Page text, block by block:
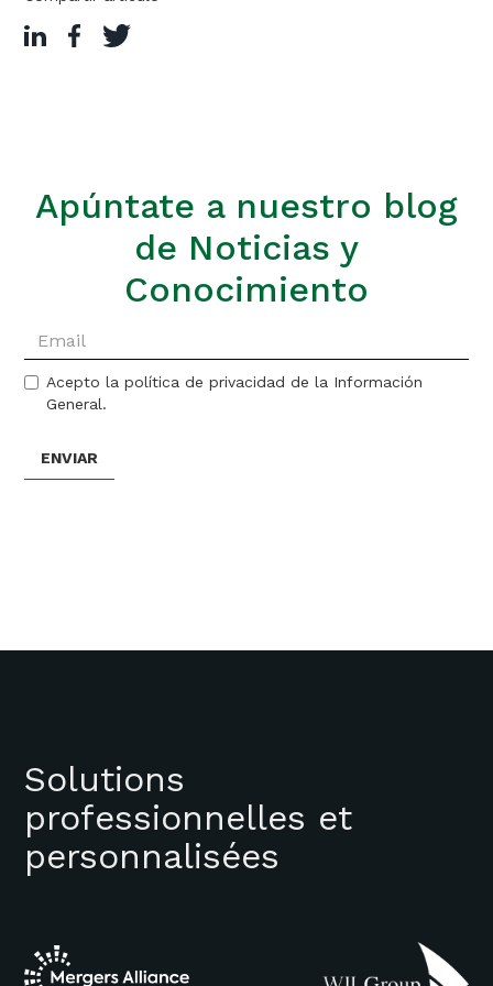
Apúntate a nuestro blog
de Noticias y
Conocimiento
Acepto la política de privacidad de la Información
General.
Solutions
professionnelles et
personnalisées